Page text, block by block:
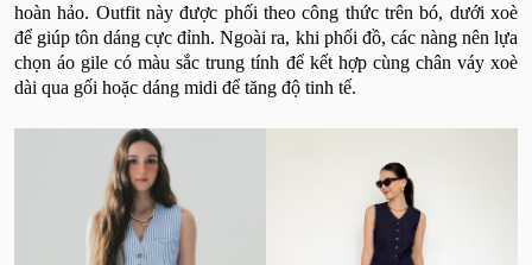
hoàn hảo. Outfit này được phối theo công thức trên bó, dưới xoè
để giúp tôn dáng cực đỉnh. Ngoài ra, khi phối đồ, các nàng nên lựa
chọn áo gile có màu sắc trung tính để kết hợp cùng chân váy xoè
dài qua gối hoặc dáng midi để tăng độ tinh tế.